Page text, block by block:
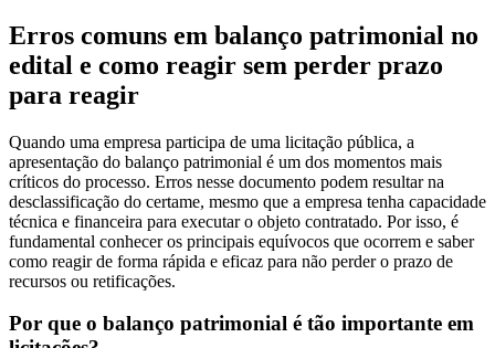
Erros comuns em balanço patrimonial no
edital e como reagir sem perder prazo
para reagir
Quando uma empresa participa de uma licitação pública, a
apresentação do balanço patrimonial é um dos momentos mais
críticos do processo. Erros nesse documento podem resultar na
desclassificação do certame, mesmo que a empresa tenha capacidade
técnica e financeira para executar o objeto contratado. Por isso, é
fundamental conhecer os principais equívocos que ocorrem e saber
como reagir de forma rápida e eficaz para não perder o prazo de
recursos ou retificações.
Por que o balanço patrimonial é tão importante em